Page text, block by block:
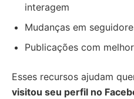
interagem
Mudanças em
Publicações com
Esses recursos ajudam
visitou seu perfil no